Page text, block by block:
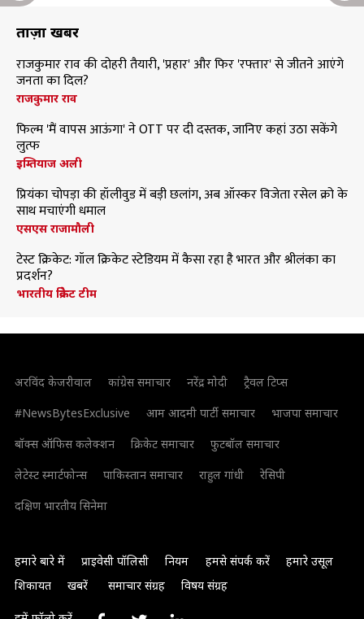
ताज़ा खबरें
राजकुमार राव की दोहरी तैयारी, 'प्रहार' और फिर 'रफ्तार' से जीतने आएंगे
जनता का दिल?
राजकुमार राव
फिल्म 'मैं वापस आऊंगा' ने OTT पर दी दस्तक, जानिए कहां उठा सकेंगे
लुत्फ
इम्तियाज अली
प्रियंका चोपड़ा की हॉलीवुड में बड़ी छलांग, अब ऑस्कर विजेता रसेल क्रो के
साथ मचाएंगी धमाल
एसएस राजामौली
टेस्ट क्रिकेट: गॉल क्रिकेट स्टेडियम में कैसा रहा है भारत और श्रीलंका का
प्रदर्शन?
भारतीय क्रिकेट टीम
अरविंद केजरीवाल कांग्रेस समाचार नरेंद्र मोदी
ट्रैवल टिप्स
#NewsBytesExclusive
आम आदमी पार्टी समाचार
भाजपा समाचार
बॉक्स ऑफिस कलेक्शन
क्रिकेट समाचार
फुटबॉल समाचार
लेटेस्ट स्मार्टफोन्स
पाकिस्तान समाचार राहुल गांधी
रेसिपी
दक्षिण भारतीय सिनेमा
हमारे बारे में प्राइवेसी पॉलिसी नियम हमसे संपर्क करें
हमारे उसूल
शिकायत
खबरें समाचार संग्रह विषय संग्रह